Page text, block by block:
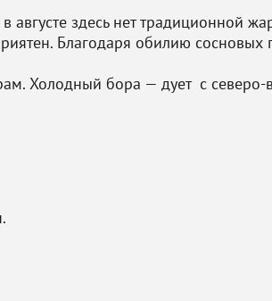
здесь нет традиционной
Благодаря обилию сосновых
Холодный бора — дует с